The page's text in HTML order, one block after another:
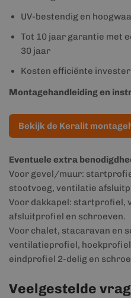
UV-bestendig en
Tot 10 jaar garantie met
30 jaar
Kosten efficiënte
Montagehandleiding en
Bekijk de Keralit
Eventuele extra
Voor gevel/muur:
stootvoeg, ventilatie
Voor dakkapel:
afsluitprofiel en schroeven.
Voor chalet, stacaravan en
ventilatieprofiel,
eindprofiel 2-delig en
Veelgestelde